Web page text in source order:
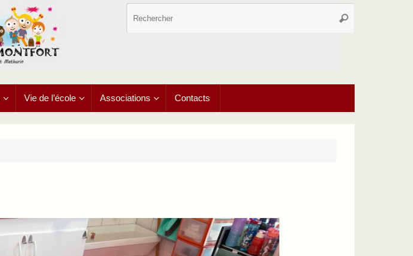
Rechercher
Vie de l’école Associations Contacts